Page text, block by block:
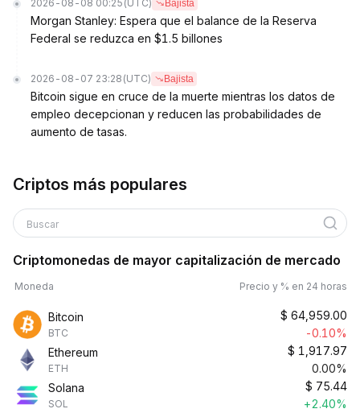
2026-08-08 00:25 (UTC) Bajista
Morgan Stanley: Espera que el balance de la Reserva
Federal se reduzca en $1.5 billones
2026-08-07 23:28 (UTC) Bajista
Bitcoin sigue en cruce de la muerte mientras los datos de
empleo decepcionan y reducen las probabilidades de
aumento de tasas.
Criptos más populares
Buscar
Criptomonedas de mayor capitalización de mercado
Moneda Precio y % en 24 horas
Bitcoin
BTC
$ 64,959.00
-0.10%
Ethereum
ETH
$ 1,917.97
0.00%
Solana
SOL
$ 75.44
+2.40%